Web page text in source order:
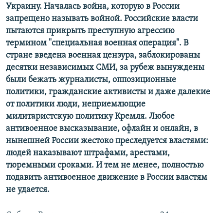
Украину. Началась война, которую в России
запрещено называть войной. Российские власти
пытаются прикрыть преступную агрессию
термином "специальная военная операция". В
стране введена военная цензура, заблокированы
десятки независимых СМИ, за рубеж вынуждены
были бежать журналисты, оппозиционные
политики, гражданские активисты и даже далекие
от политики люди, неприемлющие
милитаристскую политику Кремля. Любое
антивоенное высказывание, офлайн и онлайн, в
нынешней России жестоко преследуется властями:
людей наказывают штрафами, арестами,
тюремными сроками. И тем не менее, полностью
подавить антивоенное движение в России властям
не удается.